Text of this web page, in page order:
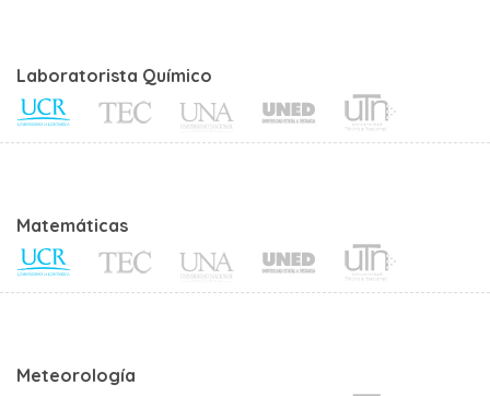
Laboratorista Químico
Matemáticas
Meteorología